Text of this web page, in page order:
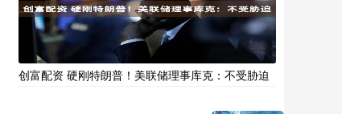
创富配资 硬刚特朗普！美联储理事库克：不受胁迫